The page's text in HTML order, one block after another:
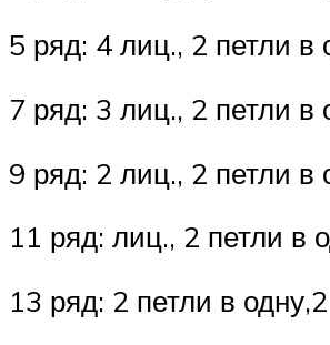
5 ряд: 4 лиц., 2 петли в
7 ряд: 3 лиц., 2 петли в
9 ряд: 2 лиц., 2 петли в
11 ряд: лиц., 2 петли в
13 ряд: 2 петли в